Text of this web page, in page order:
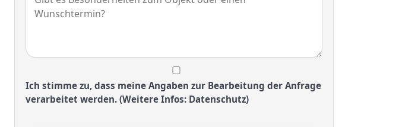
Ich stimme zu, dass meine Angaben zur Bearbeitung der Anfrage
verarbeitet werden. (Weitere Infos: Datenschutz)